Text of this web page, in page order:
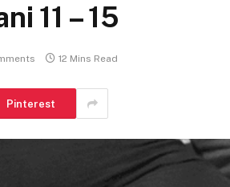
11 – 15
12 Mins Read
Pinterest